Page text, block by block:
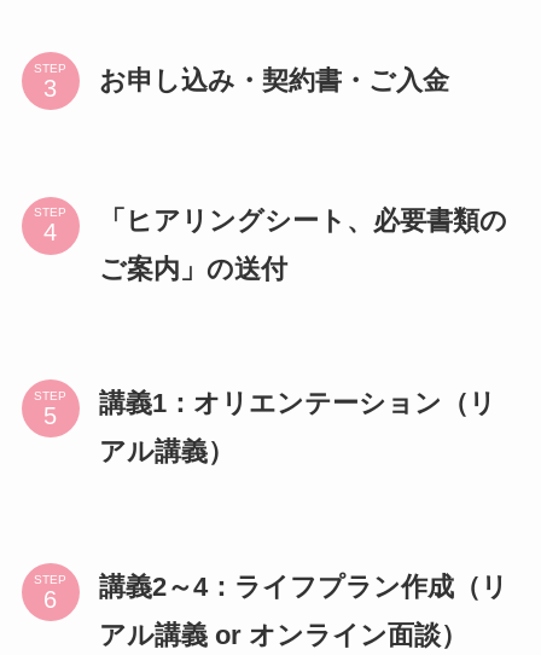
STEP お申し込み・契約書・ご入金
STEP
「ヒアリングシート、必要書類の
ご案内」の送付
STEP
講義1：オリエンテーション（リ
アル講義）
STEP
講義2～4：ライフプラン作成（リ
アル講義 or オンライン面談）